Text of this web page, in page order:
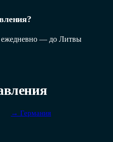
ежедневно — до Литвы
→ Германия